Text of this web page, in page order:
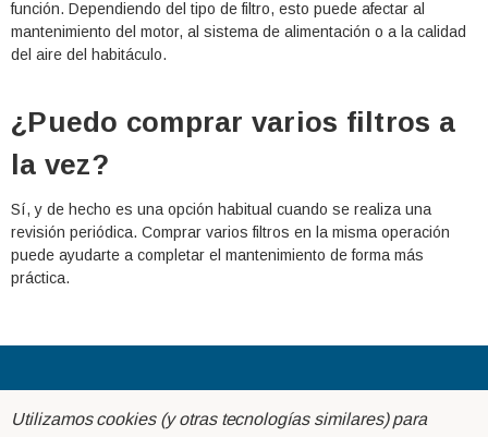
función. Dependiendo del tipo de filtro, esto puede afectar al
mantenimiento del motor, al sistema de alimentación o a la calidad
del aire del habitáculo.
¿Puedo comprar varios filtros a
la vez?
Sí, y de hecho es una opción habitual cuando se realiza una
revisión periódica. Comprar varios filtros en la misma operación
puede ayudarte a completar el mantenimiento de forma más
práctica.
Acerca de
Utilizamos cookies (y otras tecnologías similares) para